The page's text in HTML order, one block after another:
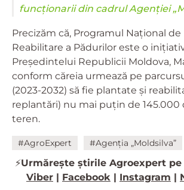
funcționarii din cadrul Agenției
Precizăm că, Programul Național
Reabilitare a Pădurilor este o
Președintelui Republicii Moldova,
conform căreia urmează pe
(2023-2032) să fie plantate și
replantări) nu mai puțin de 145.000
teren.
#AgroExpert #Agenția „Moldsilva”
⚡️Urmărește știrile Agroexpert pe
Viber
Facebook Instagram